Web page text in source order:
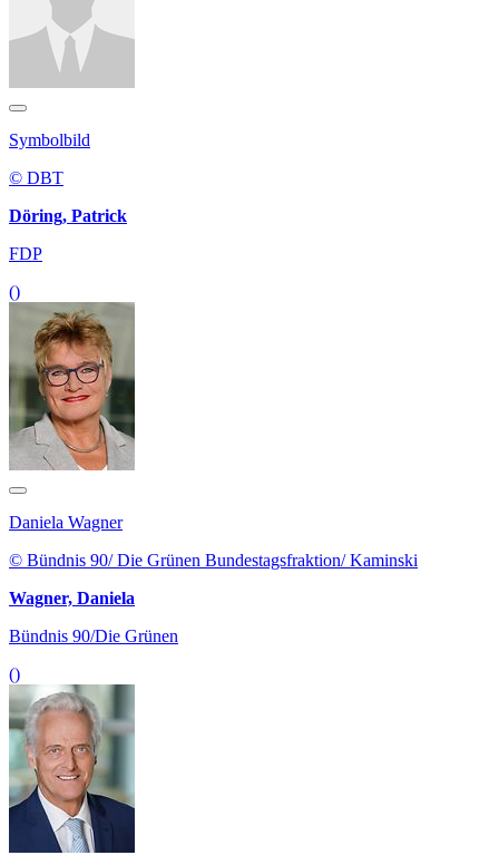
Symbolbild
© DBT
Döring, Patrick
FDP
()
Daniela Wagner
© Bündnis 90/ Die Grünen Bundestagsfraktion/ Kaminski
Wagner, Daniela
Bündnis 90/Die Grünen
()